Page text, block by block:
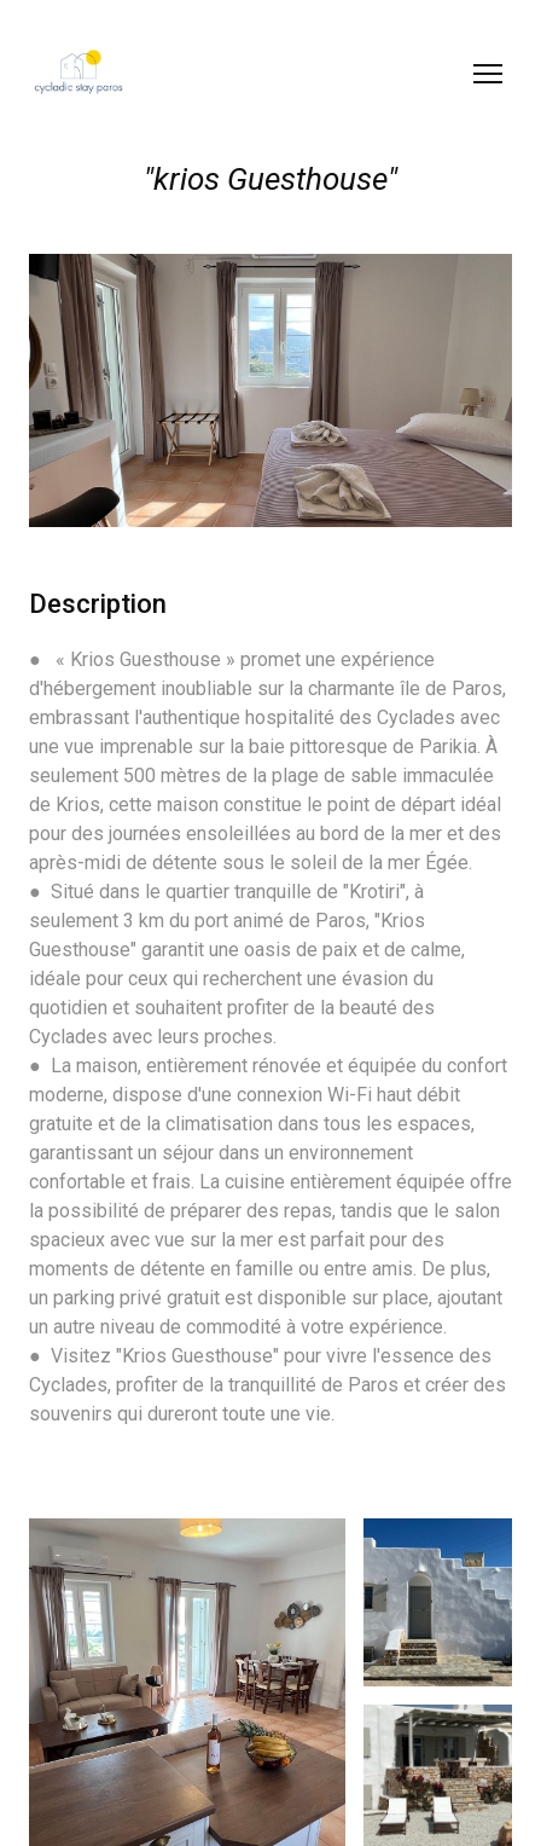
"krios Guesthouse"
Description
● « Krios Guesthouse » promet une expérience
d'hébergement inoubliable sur la charmante île de Paros,
embrassant l'authentique hospitalité des Cyclades avec
une vue imprenable sur la baie pittoresque de Parikia. À
seulement 500 mètres de la plage de sable immaculée
de Krios, cette maison constitue le point de départ idéal
pour des journées ensoleillées au bord de la mer et des
après-midi de détente sous le soleil de la mer Égée.
● Situé dans le quartier tranquille de "Krotiri", à
seulement 3 km du port animé de Paros, "Krios
Guesthouse" garantit une oasis de paix et de calme,
idéale pour ceux qui recherchent une évasion du
quotidien et souhaitent profiter de la beauté des
Cyclades avec leurs proches.
● La maison, entièrement rénovée et équipée du confort
moderne, dispose d'une connexion Wi-Fi haut débit
gratuite et de la climatisation dans tous les espaces,
garantissant un séjour dans un environnement
confortable et frais. La cuisine entièrement équipée offre
la possibilité de préparer des repas, tandis que le salon
spacieux avec vue sur la mer est parfait pour des
moments de détente en famille ou entre amis. De plus,
un parking privé gratuit est disponible sur place, ajoutant
un autre niveau de commodité à votre expérience.
● Visitez "Krios Guesthouse" pour vivre l'essence des
Cyclades, profiter de la tranquillité de Paros et créer des
souvenirs qui dureront toute une vie.